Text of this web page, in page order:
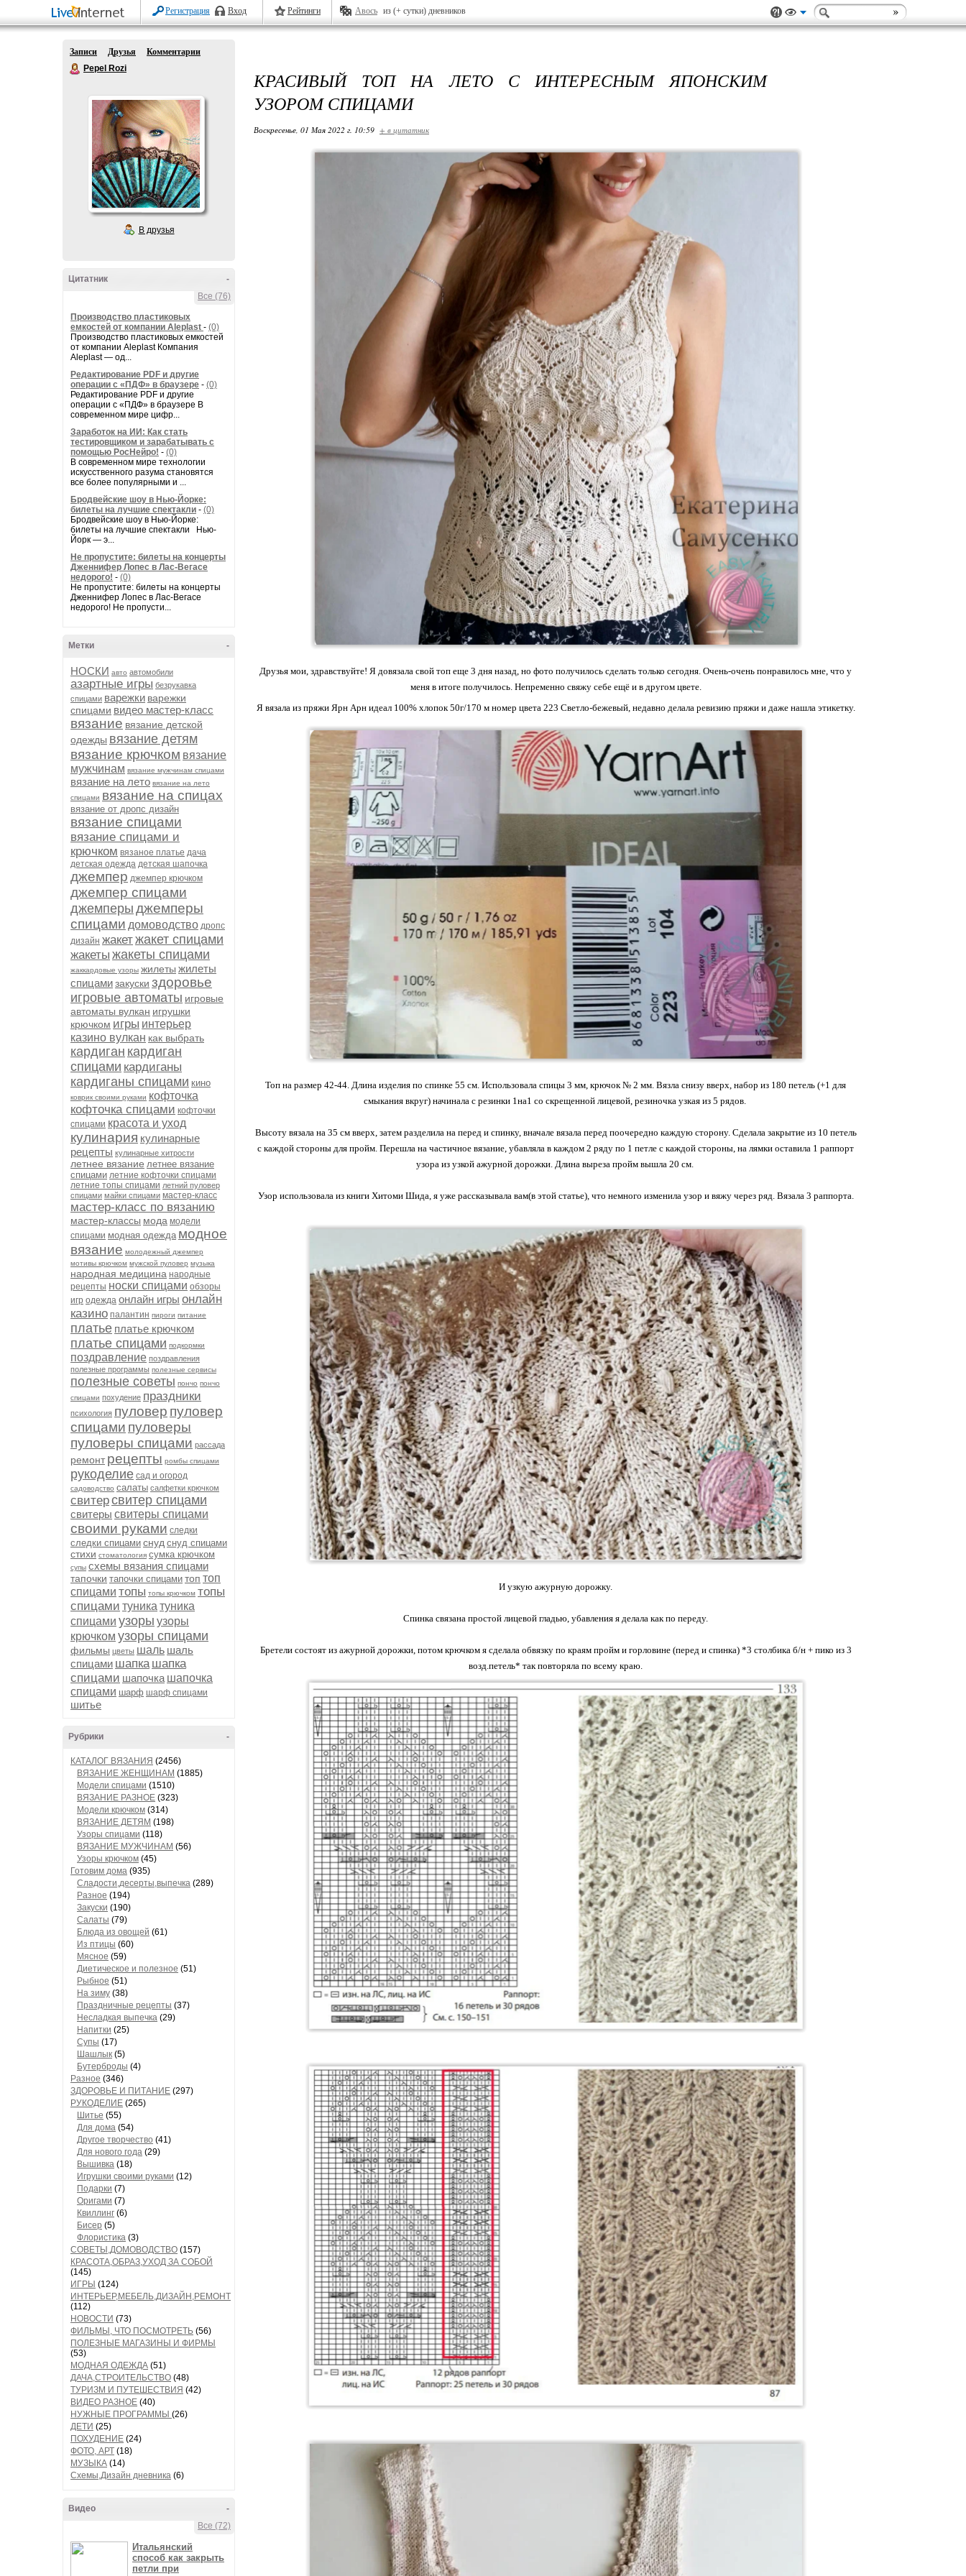
Регистрация Вход Рейтинги Авось из (+ сутки) дневников
Записи Друзья
Комментарии
Pepel Rozi
В друзья
-
Цитатник
Все (76)
Производство пластиковых
емкостей от компании Aleplast - (0)
Производство пластиковых емкостей
от компании Aleplast Компания
Aleplast — од...
Редактирование PDF и другие
операции с «ПДФ» в браузере - (0)
Редактирование PDF и другие
операции с «ПДФ» в браузере В
современном мире цифр...
Заработок на ИИ: Как стать
тестировщиком и зарабатывать с
помощью РосНейро! - (0)
В современном мире технологии
искусственного разума становятся
все более популярными и ...
Бродвейские шоу в Нью-Йорке:
билеты на лучшие спектакли - (0)
Бродвейские шоу в Нью-Йорке:
билеты на лучшие спектакли Нью-
Йорк — э...
Не пропустите: билеты на концерты
Дженнифер Лопес в Лас-Вегасе
недорого! - (0)
Не пропустите: билеты на концерты
Дженнифер Лопес в Лас-Вегасе
недорого! Не пропусти...
-
Метки
НОСКИ авто автомобили
азартные игры безрукавка
спицами варежки варежки
спицами видео мастер-класс
вязание вязание детской
одежды вязание детям
вязание крючком вязание
мужчинам вязание мужчинам спицами
вязание на лето вязание на лето
спицами вязание на спицах
вязание от дропс дизайн
вязание спицами
вязание спицами и
крючком вязаное платье дача
детская одежда детская шапочка
джемпер джемпер крючком
джемпер спицами
джемперы джемперы
спицами домоводство дропс
дизайн жакетжакет спицами
жакеты жакеты спицами
жаккардовые узоры жилеты жилеты
спицамизакуски здоровье
игровые автоматы игровые
автоматы вулкан игрушки
крючком игры интерьер
казино вулкан как выбрать
кардиган кардиган
спицами кардиганы
кардиганы спицами кино
коврик своими руками кофточка
кофточка спицами кофточки
спицами красота и уход
кулинария кулинарные
рецепты кулинарные хитрости
летнее вязание летнее вязание
спицами летние кофточки спицами
летние топы спицами летний пуловер
спицами майки спицами мастер-класс
мастер-класс по вязанию
мастер-классы мода модели
спицами модная одежда модное
вязание молодежный джемпер
мотивы крючком мужской пуловер музыка
народная медицина народные
рецепты носки спицами обзоры
игр одежда онлайн игры онлайн
казино палантин пироги питание
платье платье крючком
платье спицами подкормки
поздравление поздравления
полезные программы полезные сервисы
полезные советы пончо пончо
спицами похудение праздники
психология пуловер пуловер
спицами пуловеры
пуловеры спицами рассада
ремонт рецепты ромбы спицами
рукоделие сад и огород
садоводство салаты салфетки крючком
свитерсвитер спицами
свитеры свитеры спицами
своими руками следки
следки спицами снуд снуд спицами
стихи стоматология сумка крючком
супы схемы вязания спицами
тапочки тапочки спицами топ топ
спицами топы топы крючком топы
спицами туника туника
спицами узоры узоры
крючком узоры спицами
фильмы цветы шаль шаль
спицами шапка шапка
спицами шапочка шапочка
спицами шарф шарф спицами
шитье
-
Рубрики
КАТАЛОГ ВЯЗАНИЯ (2456)
ВЯЗАНИЕ ЖЕНЩИНАМ (1885)
Модели спицами (1510)
ВЯЗАНИЕ РАЗНОЕ (323)
Модели крючком (314)
ВЯЗАНИЕ ДЕТЯМ (198)
Узоры спицами (118)
ВЯЗАНИЕ МУЖЧИНАМ (56)
Узоры крючком (45)
Готовим дома (935)
Сладости,десерты,выпечка (289)
Разное (194)
Закуски (190)
Салаты (79)
Блюда из овощей (61)
Из птицы (60)
Мясное (59)
Диетическое и полезное (51)
Рыбное (51)
На зиму (38)
Праздничные рецепты (37)
Несладкая выпечка (29)
Напитки (25)
Супы (17)
Шашлык (5)
Бутерброды (4)
Разное (346)
ЗДОРОВЬЕ И ПИТАНИЕ (297)
РУКОДЕЛИЕ (265)
Шитье (55)
Для дома (54)
Другое творчество (41)
Для нового года (29)
Вышивка (18)
Игрушки своими руками (12)
Подарки (7)
Оригами (7)
Квиллинг (6)
Бисер (5)
Флористика (3)
СОВЕТЫ,ДОМОВОДСТВО (157)
КРАСОТА,ОБРАЗ,УХОД ЗА СОБОЙ
(145)
ИГРЫ (124)
ИНТЕРЬЕР,МЕБЕЛЬ,ДИЗАЙН,РЕМОНТ
(112)
НОВОСТИ (73)
ФИЛЬМЫ, ЧТО ПОСМОТРЕТЬ (56)
ПОЛЕЗНЫЕ МАГАЗИНЫ И ФИРМЫ
(53)
МОДНАЯ ОДЕЖДА (51)
ДАЧА,СТРОИТЕЛЬСТВО (48)
ТУРИЗМ И ПУТЕШЕСТВИЯ (42)
ВИДЕО РАЗНОЕ (40)
НУЖНЫЕ ПРОГРАММЫ (26)
ДЕТИ (25)
ПОХУДЕНИЕ (24)
ФОТО, АРТ (18)
МУЗЫКА (14)
Схемы,Дизайн дневника (6)
-
Видео
Все (72)
Итальянский
способ как закрыть
петли при
КРАСИВЫЙ ТОП НА ЛЕТО С ИНТЕРЕСНЫМ ЯПОНСКИМ
УЗОРОМ СПИЦАМИ
Воскресенье, 01 Мая 2022 г. 10:59 + в цитатник
Друзья мои, здравствуйте! Я довязала свой топ еще 3 дня назад, но фото получилось сделать только сегодня. Очень-очень понравилось мне, что у
меня в итоге получилось. Непременно свяжу себе ещё и в другом цвете.
Я вязала из пряжи Ярн Арн идеал 100% хлопок 50г/170 м номер цвета 223 Светло-бежевый, недавно делала ревизию пряжи и даже нашла этикетку.
Топ на размер 42-44. Длина изделия по спинке 55 см. Использовала спицы 3 мм, крючок № 2 мм. Вязла снизу вверх, набор из 180 петель (+1 для
смыкания вкруг) начинала с резинки 1на1 со скрещенной лицевой, резиночка узкая из 5 рядов.
Высоту вязала на 35 см вверх, затем разделила на перед и спинку, вначале вязала перед поочередно каждую сторону. Сделала закрытие из 10 петель
с каждой стороны для пройм. Перешла на частичное вязание, убавляла в каждом 2 ряду по 1 петле с каждой стороны, на лямки оставила 1 раппорт
узора из узкой ажурной дорожки. Длина выреза пройм вышла 20 см.
Узор использовала из книги Хитоми Шида, я уже рассказывала вам(в этой статье), что немного изменила узор и вяжу через ряд. Вязала 3 раппорта.
И узкую ажурную дорожку.
Спинка связана простой лицевой гладью, убавления я делала как по переду.
Бретели состоят из ажурной дорожки, потом крючком я сделала обвязку по краям пройм и горловине (перед и спинка) *3 столбика б/н + пико из 3
возд.петель* так повторяла по всему краю.